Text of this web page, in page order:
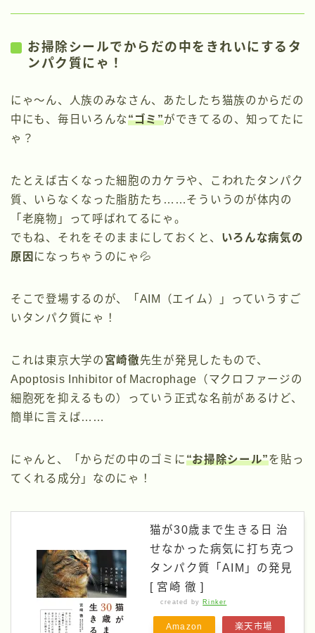
お掃除シールでからだの中をきれいにするタ
ンパク質にゃ！
にゃ〜ん、人族のみなさん、あたしたち猫族のからだの
中にも、毎日いろんな“ゴミ”ができてるの、知ってたに
ゃ？
たとえば古くなった細胞のカケラや、こわれたタンパク
質、いらなくなった脂肪たち……そういうのが体内の
「老廃物」って呼ばれてるにゃ。
でもね、それをそのままにしておくと、 いろんな病気の
原因 になっちゃうのにゃ💦
そこで登場するのが、「AIM（エイム）」っていうすご
いタンパク質にゃ！
これは東京大学の 宮崎徹先生が発見したもので、
Apoptosis Inhibitor of Macrophage（マクロファージの
細胞死を抑えるもの）っていう正式な名前があるけど、
簡単に言えば……
にゃんと、「からだの中のゴミに“お掃除シール”を貼っ
てくれる成分」なのにゃ！
猫が30歳まで生きる日 治
せなかった病気に打ち克つ
タンパク質「AIM」の発見
[ 宮崎 徹 ]
created by Rinker
Amazon 楽天市場